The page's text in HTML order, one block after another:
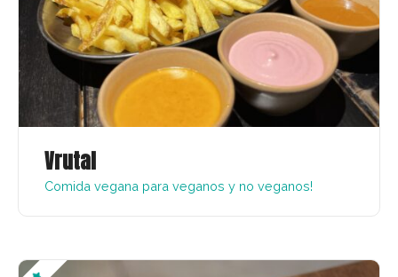
Vrutal
Comida vegana para veganos y no veganos!